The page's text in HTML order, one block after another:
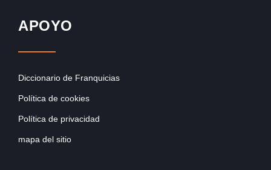
APOYO
Diccionario de Franquicias
Política de cookies
Política de privacidad
mapa del sitio